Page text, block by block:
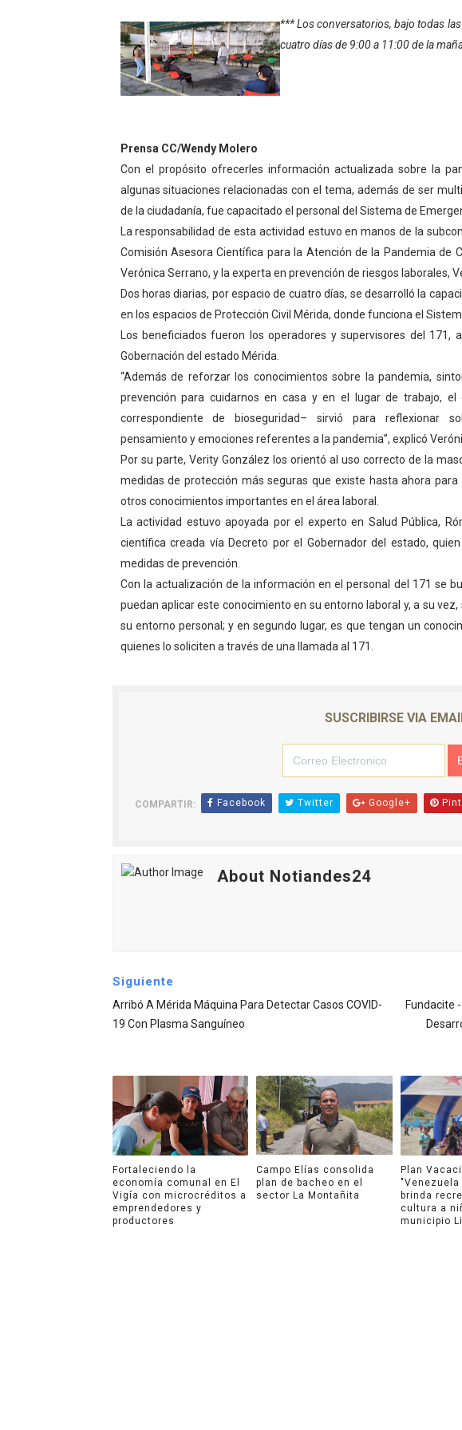
Inicia el Plan Cultura Vacacional 2026 en el
Ibime inició tradicional plan vacacional
Merideños disfrutarán del Plan Agosto
Club "Rápidos de Zea" brilló en el Primer
84 estudiantes celebraron su graduación
Cmdnna lleva esperanza y atención a casas
Comunas de Obispo Ramos de Lora
Arrancó Plan Vacacional Comunitario
Plan Vacacional Venezuela Renace 2026
Venezuela Renace 2026 lleva sonrisas y
Mérida impulsa el mapa de conocimientos
Complejo Educativo Talento Deportivo
Arnaldo Sánchez reinaugura Parque
Corposalud inició talleres para aspirantes
*** Los conversatorios, bajo todas
cuatro días de 9:00 a 11:00 de la
Prensa CC/Wendy Molero
Con el propósito ofrecerles información actualizada sobre la
algunas situaciones relacionadas con el tema, además de ser
de la ciudadanía, fue capacitado el personal del Sistema de
La responsabilidad de esta actividad estuvo en manos de la
Comisión Asesora Científica para la Atención de la Pandemia de
Verónica Serrano, y la experta en prevención de riesgos laborales,
Dos horas diarias, por espacio de cuatro días, se desarrolló la
en los espacios de Protección Civil Mérida, donde funciona el
Los beneficiados fueron los operadores y supervisores del 171,
Gobernación del estado Mérida.
“Además de reforzar los conocimientos sobre la pandemia,
prevención para cuidarnos en casa y en el lugar de trabajo,
correspondiente de bioseguridad– sirvió para reflexionar
pensamiento y emociones referentes a la pandemia”, explicó
Por su parte, Verity González los orientó al uso correcto de la
medidas de protección más seguras que existe hasta ahora
otros conocimientos importantes en el área laboral.
La actividad estuvo apoyada por el experto en Salud Pública,
científica creada vía Decreto por el Gobernador del estado,
medidas de prevención.
Con la actualización de la información en el personal del 171 se
puedan aplicar este conocimiento en su entorno laboral y, a su
su entorno personal; y en segundo lugar, es que tengan un
quienes lo soliciten a través de una llamada al 171.
SUSCRIBIRSE VIA
COMPARTIR: Facebook Twitter Google+
About Notiandes24
Siguiente
Arribó A Mérida Máquina Para Detectar Casos COVID-
19 Con Plasma Sanguíneo
Fundacite
Fortaleciendo la
economía comunal en El
Vigía con microcréditos a
emprendedores y
productores
Campo Elías consolida
plan de bacheo en el
sector La Montañita
Plan
"Venezuela
brinda
cultura a
municipio